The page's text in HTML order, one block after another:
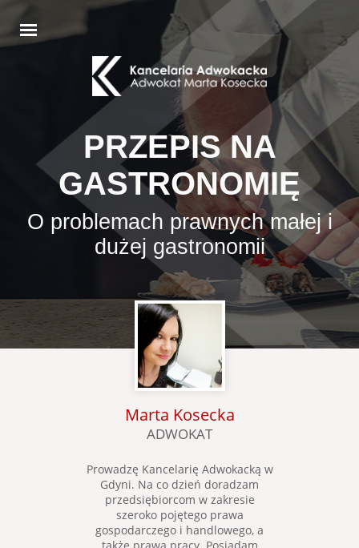
PRZEPIS NA
GASTRONOMIĘ
O problemach prawnych małej i
dużej gastronomii
Marta Kosecka
ADWOKAT
Prowadzę Kancelarię Adwokacką w
Gdyni. Na co dzień doradzam
przedsiębiorcom w zakresie
szeroko pojętego prawa
gospodarczego i handlowego, a